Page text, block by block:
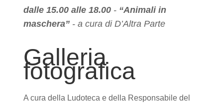
dalle 15.00 alle 18.00 - “Animali in
maschera” - a cura di D’Altra Parte
Galleria
fotografica
A cura della Ludoteca e della Responsabile del